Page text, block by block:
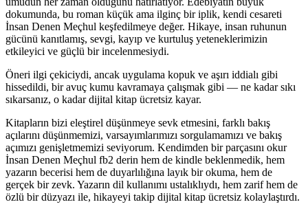
dokumunda, bu roman küçük ama ilginç bir iplik, kendi cesareti
İnsan Denen Meçhul keşfedilmeye değer. Hikaye, insan ruhunun
gücünü kanıtlamış, sevgi, kayıp ve kurtuluş yeteneklerimizin
etkileyici ve güçlü bir incelenmesiydi.
Öneri ilgi çekiciydi, ancak uygulama kopuk ve aşırı iddialı gibi
hissedildi, bir avuç kumu kavramaya çalışmak gibi — ne kadar sıkı
sıkarsanız, o kadar dijital kitap ücretsiz kayar.
Kitapların bizi eleştirel düşünmeye sevk etmesini, farklı bakış
açılarını düşünmemizi, varsayımlarımızı sorgulamamızı ve bakış
açımızı genişletmemizi seviyorum. Kendimden bir parçasını okur
İnsan Denen Meçhul fb2 derin hem de kindle beklenmedik, hem
yazarın becerisi hem de duyarlılığına layık bir okuma, hem de
gerçek bir zevk. Yazarın dil kullanımı ustalıklıydı, hem zarif hem de
özlü bir düzyazı ile, hikayeyi takip dijital kitap ücretsiz kolaylaştırdı.